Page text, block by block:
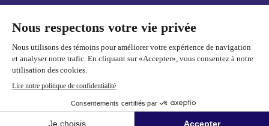
© 2026 Fédération des chambres de commerce du Québec. Tous
Plan du site Politique de confidentialité Cookies